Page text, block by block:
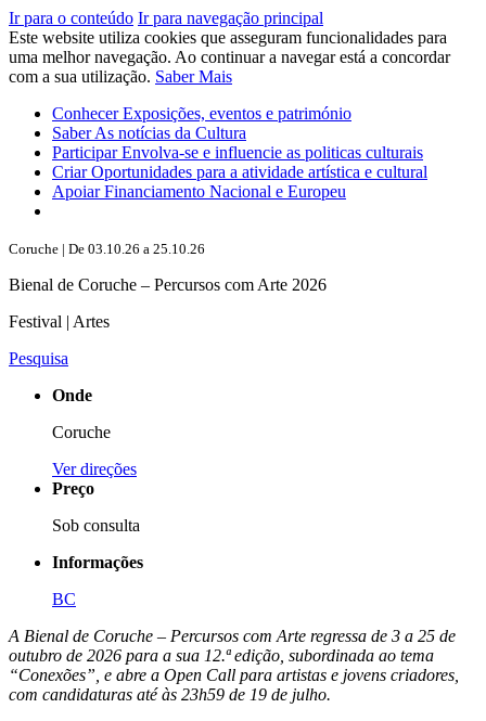
Ir para o conteúdo Ir para navegação principal
Este website utiliza cookies que asseguram funcionalidades para
uma melhor navegação. Ao continuar a navegar está a concordar
com a sua utilização. Saber Mais
ConhecerExposições, eventos e património
SaberAs notícias da Cultura
ParticiparEnvolva-se e influencie as politicas culturais
CriarOportunidades para a atividade artística e cultural
ApoiarFinanciamento Nacional e Europeu
Coruche | De 03.10.26 a 25.10.26
Bienal de Coruche – Percursos com Arte 2026
Festival | Artes
Pesquisa
Onde
Coruche
Ver direções
Preço
Sob consulta
Informações
BC
A Bienal de Coruche – Percursos com Arte regressa de 3 a 25 de
outubro de 2026 para a sua 12.ª edição, subordinada ao tema
“Conexões”, e abre a Open Call para artistas e jovens criadores,
com candidaturas até às 23h59 de 19 de julho.